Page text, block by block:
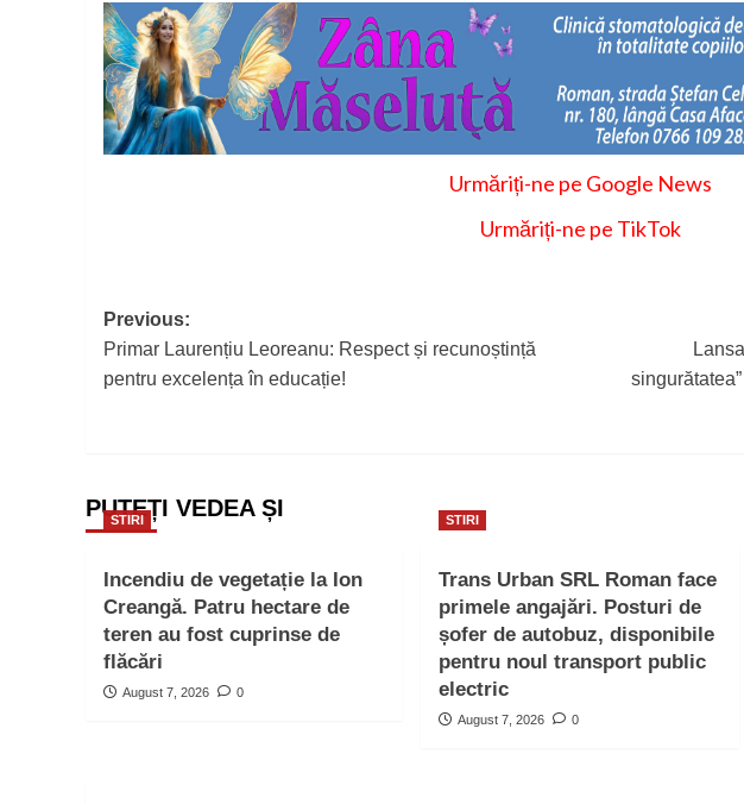
Urmăriți-ne pe Google News
Urmăriți-ne pe TikTok
Post
navigation
Previous:
Primar Laurențiu Leoreanu: Respect și recunoștință
pentru excelența în educație!
PUTEȚI VEDEA ȘI
STIRI
Incendiu de vegetație la Ion
Creangă. Patru hectare de
teren au fost cuprinse de
flăcări
August 7, 2026 0
STIRI
Trans Urban SRL Roman face
primele angajări. Posturi de
șofer de autobuz, disponibile
pentru noul transport public
electric
August 7, 2026 0